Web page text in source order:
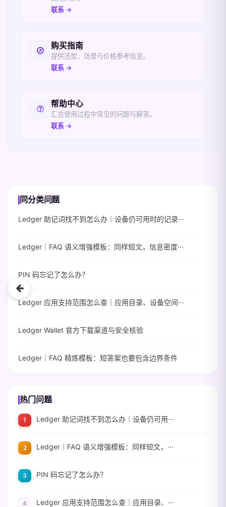
联系 →
购买指南
提供选型、场景与价格参考信息。
联系 →
帮助中心
汇总使用过程中常见的问题与解答。
联系 →
同分类问题
Ledger 助记词找不到怎么办｜设备仍可用时的记录···
Ledger｜FAQ 语义增强模板：同样短文，信息密度···
PIN 码忘记了怎么办？
Ledger 应用支持范围怎么查｜应用目录、设备空间···
Ledger Wallet 官方下载渠道与安全核验
Ledger｜FAQ 精炼模板：短答案也要包含边界条件
热门问题
Ledger 助记词找不到怎么办｜设备仍可用···
Ledger｜FAQ 语义增强模板：同样短文，···
PIN 码忘记了怎么办？
Ledger 应用支持范围怎么查｜应用目录、···